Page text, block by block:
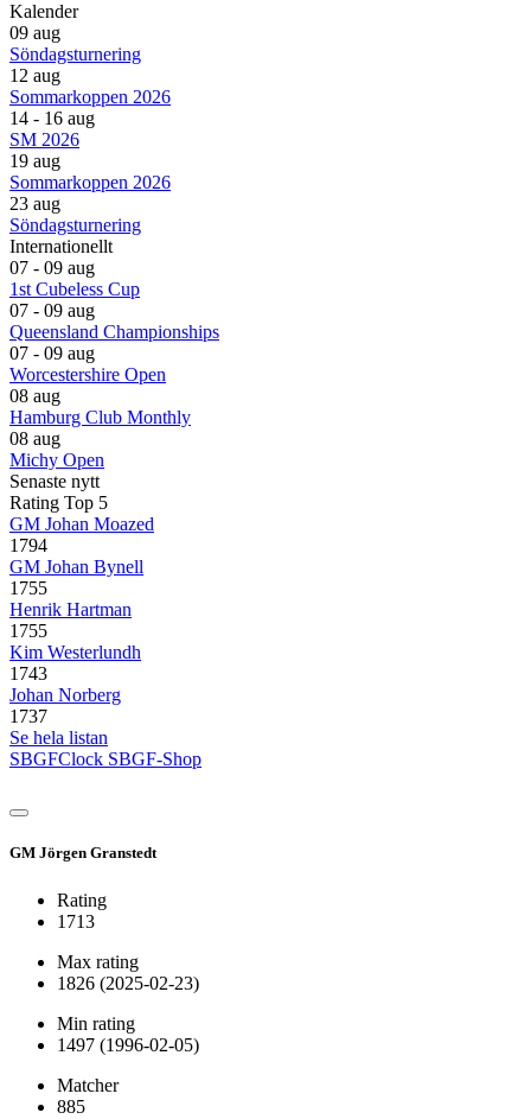
Kalender
09 aug
Söndagsturnering
12 aug
Sommarkoppen 2026
14 - 16 aug
SM 2026
19 aug
Sommarkoppen 2026
23 aug
Söndagsturnering
Internationellt
07 - 09 aug
1st Cubeless Cup
07 - 09 aug
Queensland Championships
07 - 09 aug
Worcestershire Open
08 aug
Hamburg Club Monthly
08 aug
Michy Open
Senaste nytt
Rating Top 5
GM Johan Moazed
1794
GM Johan Bynell
1755
Henrik Hartman
1755
Kim Westerlundh
1743
Johan Norberg
1737
Se hela listan
SBGFClock SBGF-Shop
GM Jörgen Granstedt
Rating
1713
Max rating
1826 (2025-02-23)
Min rating
1497 (1996-02-05)
Matcher
885